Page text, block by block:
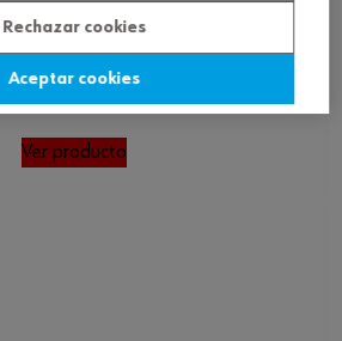
E 6.3 (1/4)
Ver producto
Rechazar cookies
Aceptar cookies